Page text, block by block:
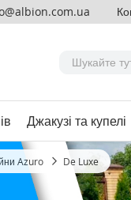
Джакузі та купелі
Azuro De Luxe